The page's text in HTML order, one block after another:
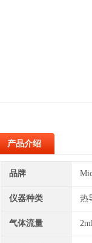
产品介绍
品牌
仪器种类 热
气体流量